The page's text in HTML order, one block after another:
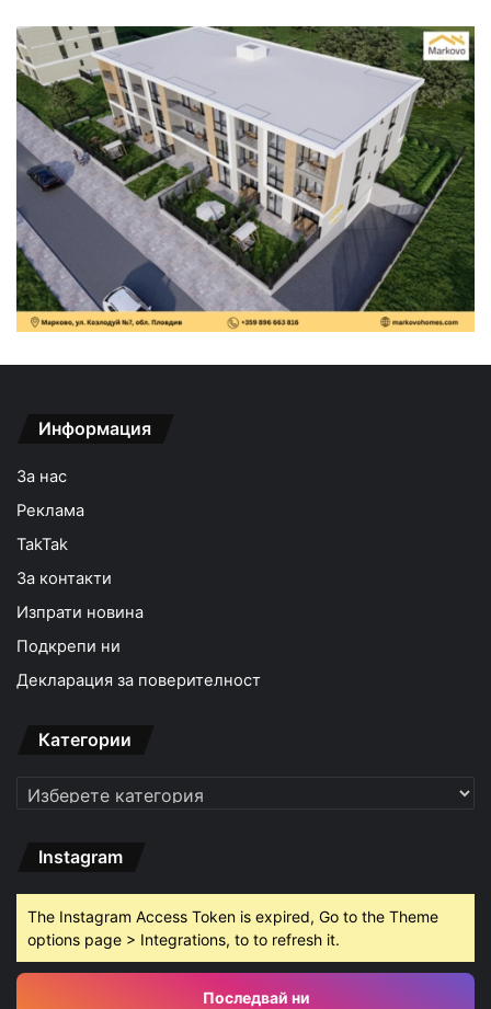
Информация
За нас
Реклама
TakTak
За контакти
Изпрати новина
Подкрепи ни
Декларация за поверителност
Категории
Категории
Instagram
The Instagram Access Token is expired, Go to the Theme
options page > Integrations, to to refresh it.
Последвай ни